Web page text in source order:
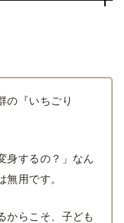
の『いちごり
身するの？」なん
用です。
からこそ、子ども